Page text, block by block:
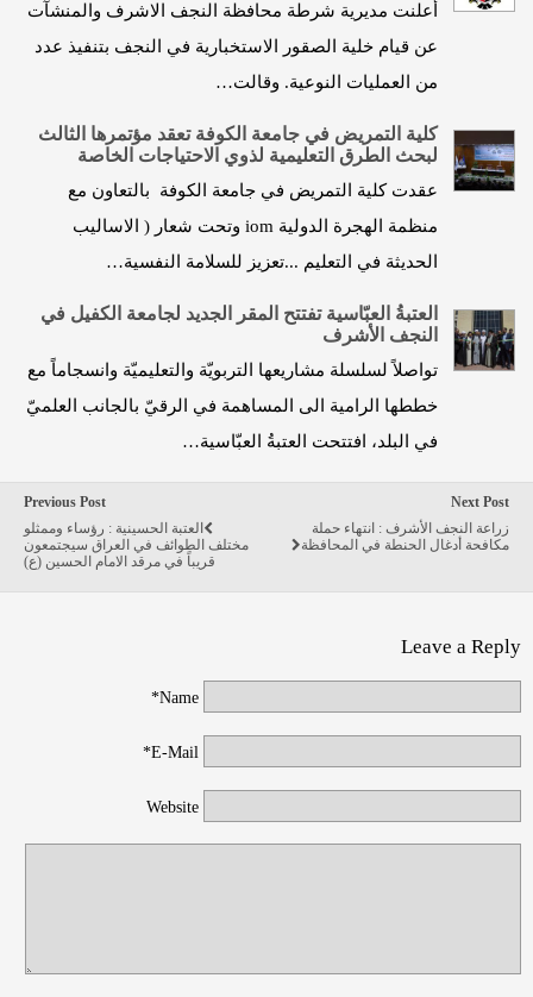
أعلنت مديرية شرطة محافظة النجف الاشرف والمنشآت
عن قيام خلية الصقور الاستخبارية في النجف بتنفيذ عدد
من العمليات النوعية. وقالت…
كلية التمريض في جامعة الكوفة تعقد مؤتمرها الثالث
لبحث الطرق التعليمية لذوي الاحتياجات الخاصة
عقدت كلية التمريض في جامعة الكوفة بالتعاون مع
منظمة الهجرة الدولية iom وتحت شعار ( الاساليب
الحديثة في التعليم ...تعزيز للسلامة النفسية…
العتبةُ العبّاسية تفتتح المقر الجديد لجامعة الكفيل في
النجف الأشرف
تواصلاً لسلسلة مشاريعها التربويّة والتعليميّة وانسجاماً مع
خططها الرامية الى المساهمة في الرقيّ بالجانب العلميّ
في البلد، افتتحت العتبةُ العبّاسية…
Previous Post
العتبة الحسينية : رؤساء وممثلو
مختلف الطوائف في العراق سيجتمعون
قريباً في مرقد الامام الحسين (ع)
Next Post
زراعة النجف الأشرف : انتهاء حملة
مكافحة أدغال الحنطة في المحافظة
Leave a Reply
Name*
E-Mail*
Website